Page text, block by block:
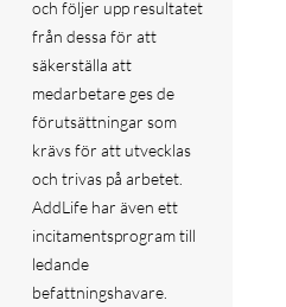
och följer upp resultatet
från dessa för att
säkerställa att
medarbetare ges de
förutsättningar som
krävs för att utvecklas
och trivas på arbetet.
AddLife har även ett
incitamentsprogram till
ledande
befattningshavare.